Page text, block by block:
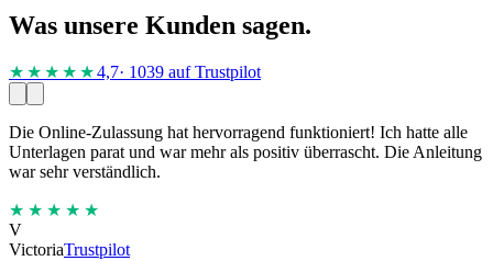
Was unsere Kunden sagen.
★★★★ ★4,7· 1039 auf Trustpilot
Die Online-Zulassung hat hervorragend funktioniert! Ich hatte alle
Unterlagen parat und war mehr als positiv überrascht. Die Anleitung
war sehr verständlich.
★★★★★
V
VictoriaTrustpilot